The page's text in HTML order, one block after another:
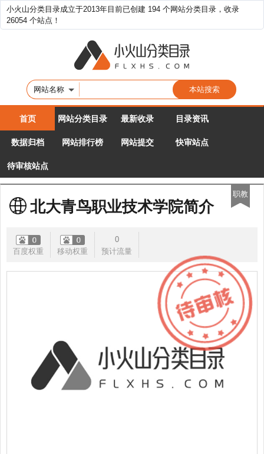
小火山分类目录成立于2013年目前已创建 194 个网站分类目录，收录
26054 个站点！
网站名称
首页 网站分类目录 最新收录 目录资讯
数据归档 网站排行榜 网站提交 快审站点
待审核站点
北大青鸟职业技术学院简介
百度权重 移动权重
0
预计流量
职教